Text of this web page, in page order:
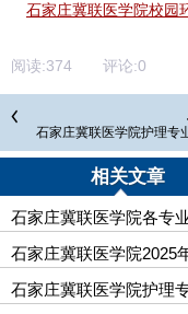
石家庄冀联医学院校园
阅读:374 评论:0
石家庄冀联医学院护理专
相关文章
石家庄冀联医学院各专
石家庄冀联医学院2025
石家庄冀联医学院护理